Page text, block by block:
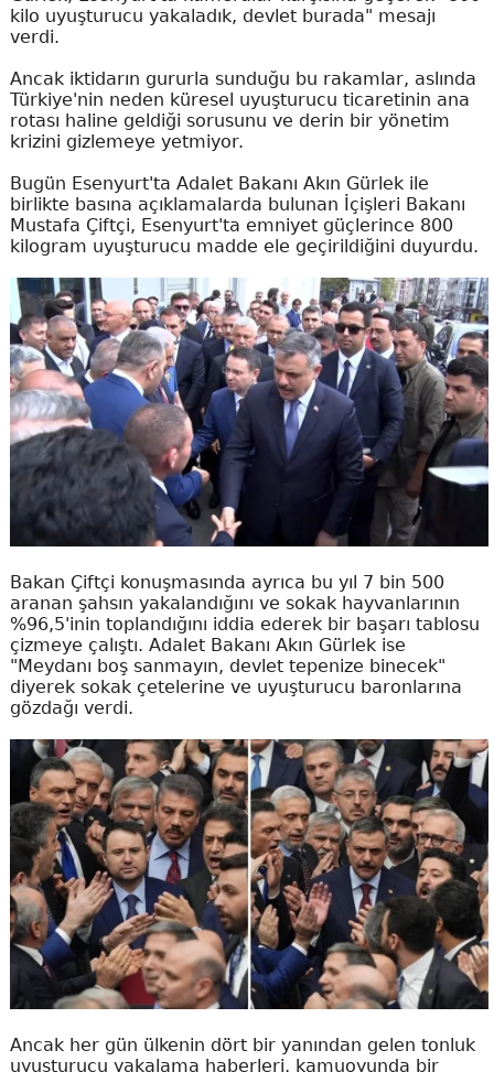
kilo uyuşturucu yakaladık, devlet burada" mesajı
verdi.
Ancak iktidarın gururla sunduğu bu rakamlar, aslında
Türkiye'nin neden küresel uyuşturucu ticaretinin ana
rotası haline geldiği sorusunu ve derin bir yönetim
krizini gizlemeye yetmiyor.
Bugün Esenyurt'ta Adalet Bakanı Akın Gürlek ile
birlikte basına açıklamalarda bulunan İçişleri Bakanı
Mustafa Çiftçi, Esenyurt'ta emniyet güçlerince 800
kilogram uyuşturucu madde ele geçirildiğini duyurdu.
Bakan Çiftçi konuşmasında ayrıca bu yıl 7 bin 500
aranan şahsın yakalandığını ve sokak hayvanlarının
%96,5'inin toplandığını iddia ederek bir başarı tablosu
çizmeye çalıştı. Adalet Bakanı Akın Gürlek ise
"Meydanı boş sanmayın, devlet tepenize binecek"
diyerek sokak çetelerine ve uyuşturucu baronlarına
gözdağı verdi.
Ancak her gün ülkenin dört bir yanından gelen tonluk
uyuşturucu yakalama haberleri, kamuoyunda bir